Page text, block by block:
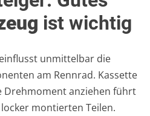
ist wichtig
unmittelbar die
am Rennrad. Kassette
Drehmoment anziehen führt
montierten Teilen.